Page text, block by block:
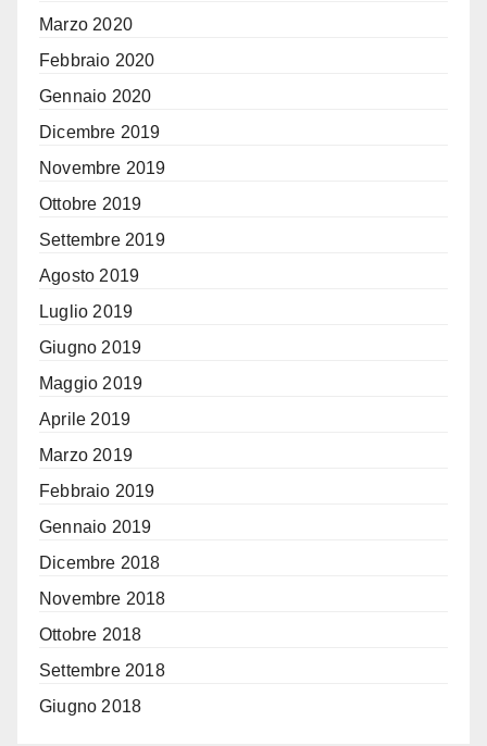
Marzo 2020
Febbraio 2020
Gennaio 2020
Dicembre 2019
Novembre 2019
Ottobre 2019
Settembre 2019
Agosto 2019
Luglio 2019
Giugno 2019
Maggio 2019
Aprile 2019
Marzo 2019
Febbraio 2019
Gennaio 2019
Dicembre 2018
Novembre 2018
Ottobre 2018
Settembre 2018
Giugno 2018